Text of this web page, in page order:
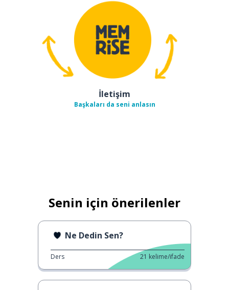
İletişim
Başkaları da seni anlasın
Senin için önerilenler
Ne Dedin Sen?
Ders 21 kelime/ifade